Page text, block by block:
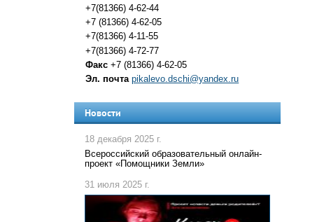
+7(81366) 4-62-44
+7 (81366) 4-62-05
+7(81366) 4-11-55
+7(81366) 4-72-77
Факс +7 (81366) 4-62-05
Эл. почта pikalevo.dschi@yandex.ru
Новости
18 декабря 2025 г.
Всероссийский образовательный онлайн-
проект «Помощники Земли»
31 июля 2025 г.